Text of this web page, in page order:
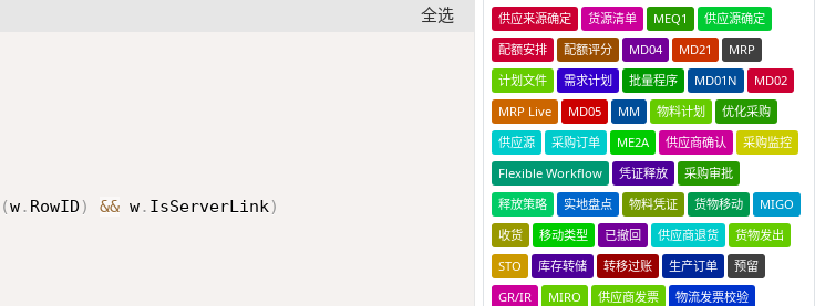
全选
(w. RowID ) && w. IsServerLink)
供应来源确定
货源清单 MEQ1
供应源确定
配额安排
配额评分 MD04 MD21
MRP
计划文件
需求计划 批量程序 MD01N
MD02
MRP Live
MD05 MM 物料计划
优化采购
供应源
采购订单 ME2A 供应商确认
采购监控
Flexible Workflow
凭证释放
采购审批
释放策略
实地盘点 物料凭证 货物移动
MIGO
收货
移动类型 已撤回 供应商退货
货物发出
STO
库存转储 转移过账 生产订单
预留
GR/IR
MIRO 供应商发票
物流发票校验